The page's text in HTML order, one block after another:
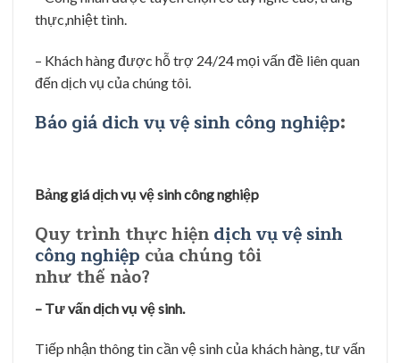
điểm =>> Bố trí giám sát khảo sát và báo giá.
– Chốt dịch vụ, thời gian thực hiện.
Việc sử dụng dịch vụ vệ sinh của chúng tôi bạn chỉ cần
báo trước một ngày, Chúng tôi sẽ bố trí giám sát,
công nhân và máy móc xuống thực hiện dịch vụ đúng
Xác nhận công việc qua Mail, hợp đồng or điện thoại
nếu các bạn thấy tiện.
– Thực hiện dịch vụ.
Sau khi ký kết, ấn định ngày bắt đầu làm, công ty sẽ
khối hợp với khách hàng, bảo vệ tòa nhà đưa công